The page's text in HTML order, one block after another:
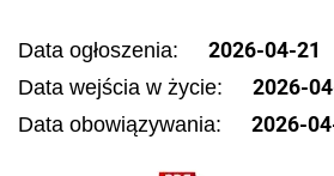
Data ogłoszenia: 2026-04-21
Data wejścia w życie: 2026-
Data obowiązywania: 2026-